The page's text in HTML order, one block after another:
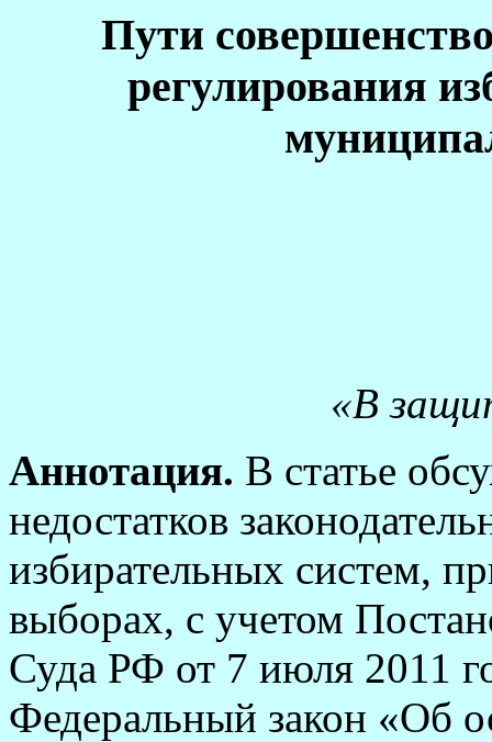
Пути
регулирования
«В
Аннотация. В статье
недостатков
избирательных систем,
выборах, с учетом
Суда РФ от 7 июля 2011
Федеральный закон «Об